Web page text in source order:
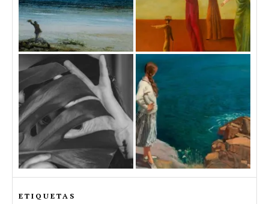
ETIQUETAS